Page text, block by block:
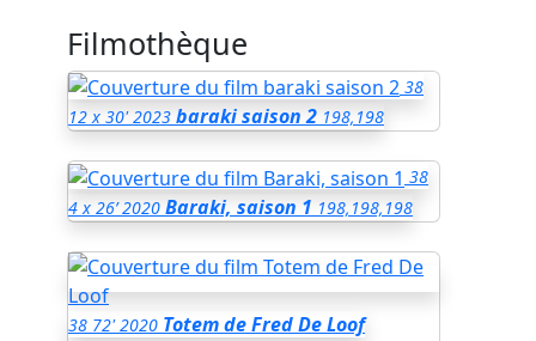
Filmothèque
38
12 x 30' 2023 baraki saison 2 198,198
38
4 x 26’ 2020 Baraki, saison 1 198,198,198
38 72' 2020 Totem de Fred De Loof